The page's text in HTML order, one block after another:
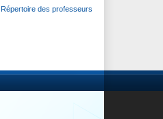
Répertoire des professeurs